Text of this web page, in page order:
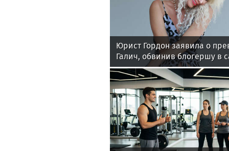
Юрист Гордон заявила о
Галич, обвинив блогершу в